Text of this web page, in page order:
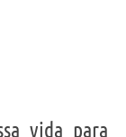
vida para